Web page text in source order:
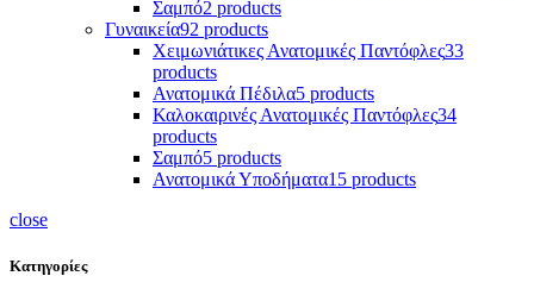
Σαμπό2 products
Γυναικεία92 products
Χειμωνιάτικες Ανατομικές Παντόφλες33
products
Ανατομικά Πέδιλα5 products
Καλοκαιρινές Ανατομικές Παντόφλες34
products
Σαμπό5 products
Ανατομικά Υποδήματα15 products
close
Κατηγορίες